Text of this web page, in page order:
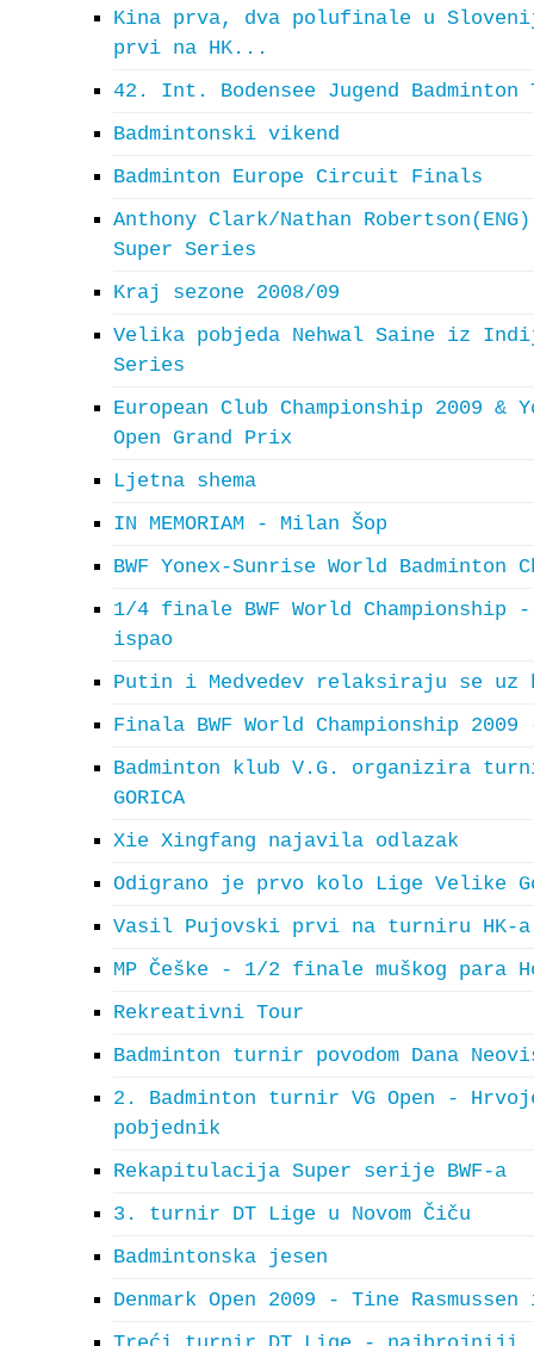
Kina prva, dva polufinale u
prvi na HK...
42. Int. Bodensee Jugend Badminton
Badmintonski vikend
Badminton Europe Circuit Finals
Anthony Clark/Nathan
Super Series
Kraj sezone 2008/09
Velika pobjeda Nehwal Saine iz
Series
European Club Championship 2009 &
Open Grand Prix
Ljetna shema
IN MEMORIAM - Milan Šop
BWF Yonex-Sunrise World Badminton
1/4 finale BWF World Championship
ispao
Putin i Medvedev relaksiraju se uz
Finala BWF World Championship
Badminton klub V.G. organizira
GORICA
Xie Xingfang najavila odlazak
Odigrano je prvo kolo Lige Velike
Vasil Pujovski prvi na turniru HK-a
MP Češke - 1/2 finale muškog para
Rekreativni Tour
Badminton turnir povodom Dana
2. Badminton turnir VG Open -
pobjednik
Rekapitulacija Super serije BWF-a
3. turnir DT Lige u Novom Čiču
Badmintonska jesen
Denmark Open 2009 - Tine